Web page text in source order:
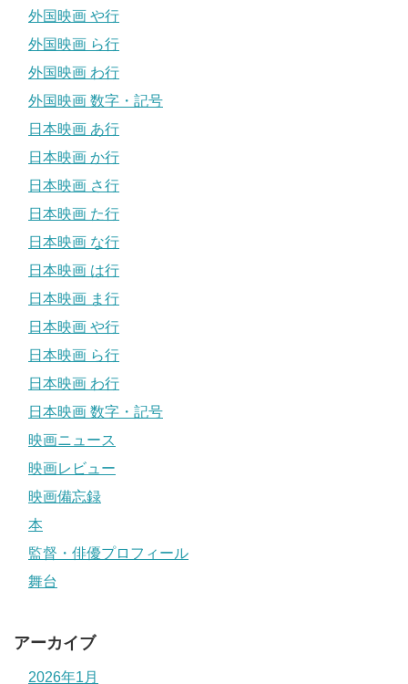
外国映画 や行
外国映画 ら行
外国映画 わ行
外国映画 数字・記号
日本映画 あ行
日本映画 か行
日本映画 さ行
日本映画 た行
日本映画 な行
日本映画 は行
日本映画 ま行
日本映画 や行
日本映画 ら行
日本映画 わ行
日本映画 数字・記号
映画ニュース
映画レビュー
映画備忘録
本
監督・俳優プロフィール
舞台
アーカイブ
2026年1月